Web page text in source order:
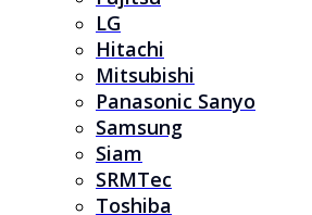
LG
Hitachi
Mitsubishi
Panasonic Sanyo
Samsung
Siam
SRMTec
Toshiba